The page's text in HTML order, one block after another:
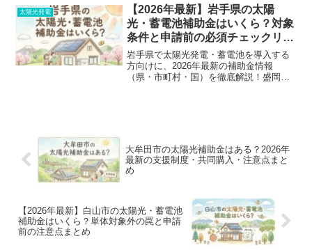
おくべき失敗しないポイントも大公開。
太陽光発電
【2026年最新】岩手県の太陽
光・蓄電池補助金はいくら？対象
条件と申請前の必須チェックリス
ト
岩手県で太陽光発電・蓄電池を導入する
方向けに、2026年最新の補助金情報
（県・市町村・国）を徹底解説！盛岡市
大牟田市の太陽光補助金はある？2026年
最新の支援制度・共同購入・注意点まと
め
【2026年最新】白山市の太陽光・蓄電池
補助金はいくら？単体対象外の罠と申請
前の注意点まとめ